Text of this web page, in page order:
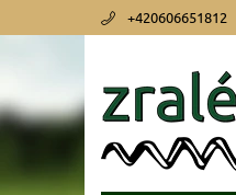
+420606651812